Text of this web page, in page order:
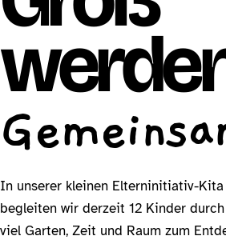
In unserer kleinen Elterninitiativ-
begleiten wir derzeit 12 Kinder
viel Garten, Zeit und Raum zum